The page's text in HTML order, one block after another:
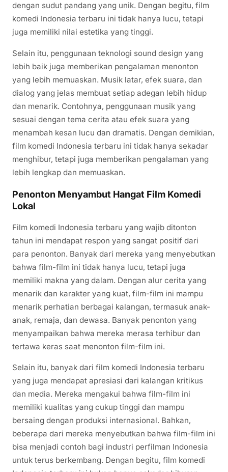
dengan sudut pandang yang unik. Dengan begitu, film
komedi Indonesia terbaru ini tidak hanya lucu, tetapi
juga memiliki nilai estetika yang tinggi.
Selain itu, penggunaan teknologi sound design yang
lebih baik juga memberikan pengalaman menonton
yang lebih memuaskan. Musik latar, efek suara, dan
dialog yang jelas membuat setiap adegan lebih hidup
dan menarik. Contohnya, penggunaan musik yang
sesuai dengan tema cerita atau efek suara yang
menambah kesan lucu dan dramatis. Dengan demikian,
film komedi Indonesia terbaru ini tidak hanya sekadar
menghibur, tetapi juga memberikan pengalaman yang
lebih lengkap dan memuaskan.
Penonton Menyambut Hangat Film Komedi
Lokal
Film komedi Indonesia terbaru yang wajib ditonton
tahun ini mendapat respon yang sangat positif dari
para penonton. Banyak dari mereka yang menyebutkan
bahwa film-film ini tidak hanya lucu, tetapi juga
memiliki makna yang dalam. Dengan alur cerita yang
menarik dan karakter yang kuat, film-film ini mampu
menarik perhatian berbagai kalangan, termasuk anak-
anak, remaja, dan dewasa. Banyak penonton yang
menyampaikan bahwa mereka merasa terhibur dan
tertawa keras saat menonton film-film ini.
Selain itu, banyak dari film komedi Indonesia terbaru
yang juga mendapat apresiasi dari kalangan kritikus
dan media. Mereka mengakui bahwa film-film ini
memiliki kualitas yang cukup tinggi dan mampu
bersaing dengan produksi internasional. Bahkan,
beberapa dari mereka menyebutkan bahwa film-film ini
bisa menjadi contoh bagi industri perfilman Indonesia
untuk terus berkembang. Dengan begitu, film komedi